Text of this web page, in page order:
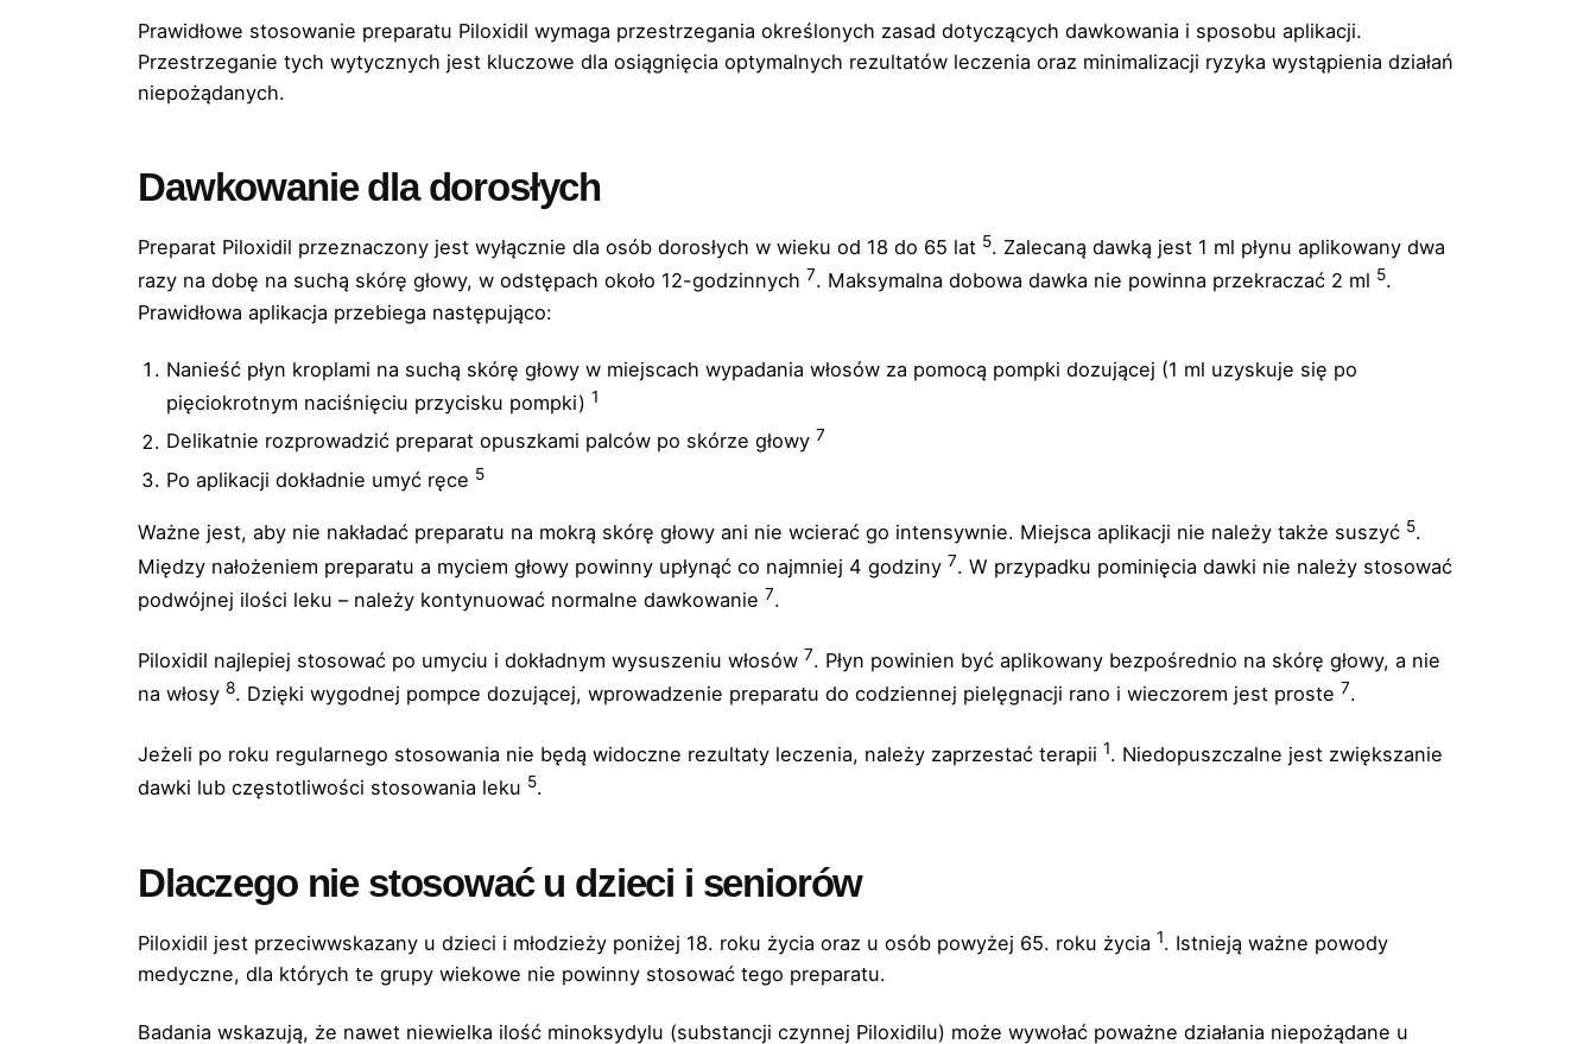
Prawidłowe stosowanie preparatu Piloxidil wymaga przestrzegania określonych zasad dotyczących dawkowania i sposobu aplikacji.
Przestrzeganie tych wytycznych jest kluczowe dla osiągnięcia optymalnych rezultatów leczenia oraz minimalizacji ryzyka wystąpienia działań
niepożądanych.
Dawkowanie dla dorosłych
Preparat Piloxidil przeznaczony jest wyłącznie dla osób dorosłych w wieku od 18 do 65 lat 5. Zalecaną dawką jest 1 ml płynu aplikowany dwa
razy na dobę na suchą skórę głowy, w odstępach około 12-godzinnych 7. Maksymalna dobowa dawka nie powinna przekraczać 2 ml 5.
Prawidłowa aplikacja przebiega następująco:
Nanieść płyn kroplami na suchą skórę głowy w miejscach wypadania włosów za pomocą pompki dozującej (1 ml uzyskuje się po
pięciokrotnym naciśnięciu przycisku pompki) 1
Delikatnie rozprowadzić preparat opuszkami palców po skórze głowy 7
Po aplikacji dokładnie umyć ręce 5
Ważne jest, aby nie nakładać preparatu na mokrą skórę głowy ani nie wcierać go intensywnie. Miejsca aplikacji nie należy także suszyć 5.
Między nałożeniem preparatu a myciem głowy powinny upłynąć co najmniej 4 godziny 7. W przypadku pominięcia dawki nie należy stosować
podwójnej ilości leku – należy kontynuować normalne dawkowanie 7.
Piloxidil najlepiej stosować po umyciu i dokładnym wysuszeniu włosów 7. Płyn powinien być aplikowany bezpośrednio na skórę głowy, a nie
na włosy 8. Dzięki wygodnej pompce dozującej, wprowadzenie preparatu do codziennej pielęgnacji rano i wieczorem jest proste 7.
Jeżeli po roku regularnego stosowania nie będą widoczne rezultaty leczenia, należy zaprzestać terapii 1. Niedopuszczalne jest zwiększanie
dawki lub częstotliwości stosowania leku 5.
Dlaczego nie stosować u dzieci i seniorów
Piloxidil jest przeciwwskazany u dzieci i młodzieży poniżej 18. roku życia oraz u osób powyżej 65. roku życia 1. Istnieją ważne powody
medyczne, dla których te grupy wiekowe nie powinny stosować tego preparatu.
Badania wskazują, że nawet niewielka ilość minoksydylu (substancji czynnej Piloxidilu) może wywołać poważne działania niepożądane u